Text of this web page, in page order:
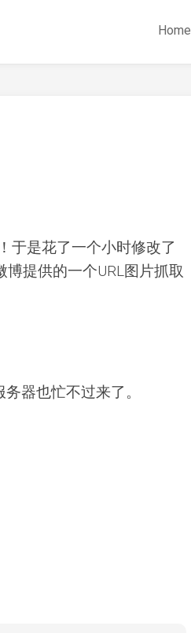
Home
于是花了一个小时修改了
提供的一个URL图片抓取
器也忙不过来了。